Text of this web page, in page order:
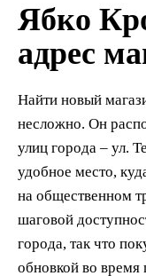
Ябко
адрес
Найти новый
несложно. Он
улиц города – ул.
удобное место,
на общественном
шаговой
города, так что
обновкой во время